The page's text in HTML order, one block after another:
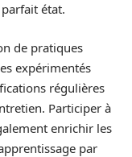
état.
de pratiques
expérimentés
régulières
Participer à
enrichir les
par